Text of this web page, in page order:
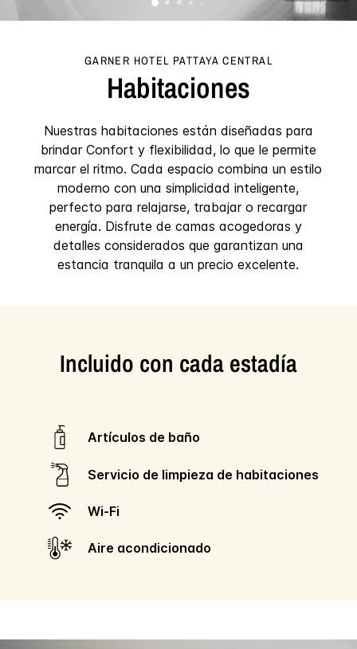
GARNER HOTEL PATTAYA CENTRAL
Habitaciones
Nuestras habitaciones están diseñadas para
brindar Confort y flexibilidad, lo que le permite
marcar el ritmo. Cada espacio combina un estilo
moderno con una simplicidad inteligente,
perfecto para relajarse, trabajar o recargar
energía. Disfrute de camas acogedoras y
detalles considerados que garantizan una
estancia tranquila a un precio excelente.
Incluido con cada estadía
Artículos de baño
Servicio de limpieza de habitaciones
Wi-Fi
Aire acondicionado